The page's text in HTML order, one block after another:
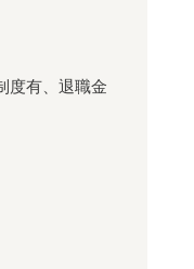
度有、退職金